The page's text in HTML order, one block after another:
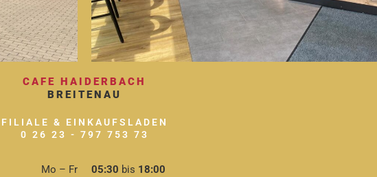
CAFE HAIDERBACH
BREITENAU
FILIALE & EINKAUFSLADEN
0 26 23 - 797 753 73
Mo – Fr
05:30 bis 18:00